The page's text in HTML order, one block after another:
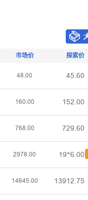
市场价 探索价
ȂȬŤřř ȂœŤƧř
ǝƧřŤřř ǝœſŤřř
ƚƧȬŤřř ƚſůŤƧř
ſůƚȬŤřř ǝů*ƧŤřř
ǝȂƧȂœŤřř ǝŁůǝſŤƚœ